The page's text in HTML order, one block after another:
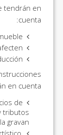
tendrán en
cuenta:
en cuenta:
de
tributos
gravan.